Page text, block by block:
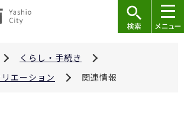
くらし・手続き
エーション
関連情報